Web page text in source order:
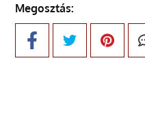
Megosztás: